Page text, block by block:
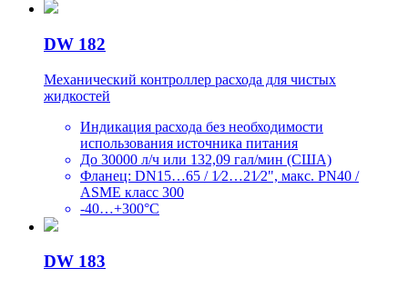
DW 182
Механический контроллер расхода для чистых
жидкостей
Индикация расхода без необходимости
использования источника питания
До 30000 л/ч или 132,09 гал/мин (США)
Фланец: DN15…65 / 1⁄2…21⁄2", макс. PN40 /
ASME класс 300
-40…+300°C
DW 183